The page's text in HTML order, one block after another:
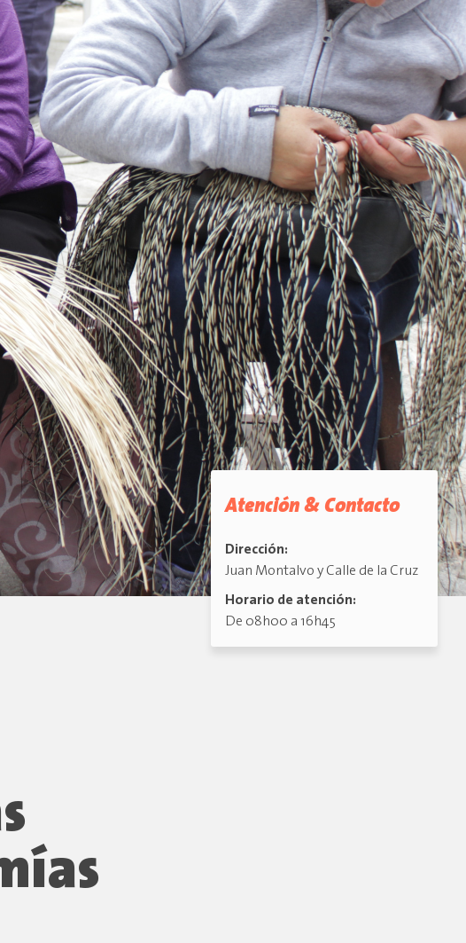
Atención & Contacto
Dirección:
Juan Montalvo y Calle de la Cruz
Horario de atención:
De 08h00 a 16h45